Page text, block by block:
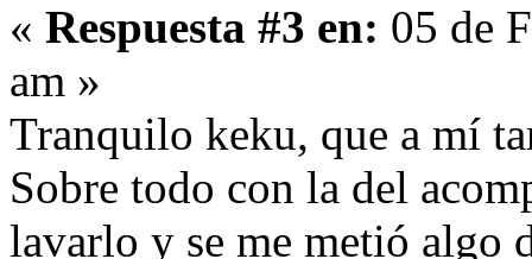
« Respuesta #3 en: 05 de
am »
Tranquilo keku, que a mí
Sobre todo con la del
lavarlo y se me metió algo